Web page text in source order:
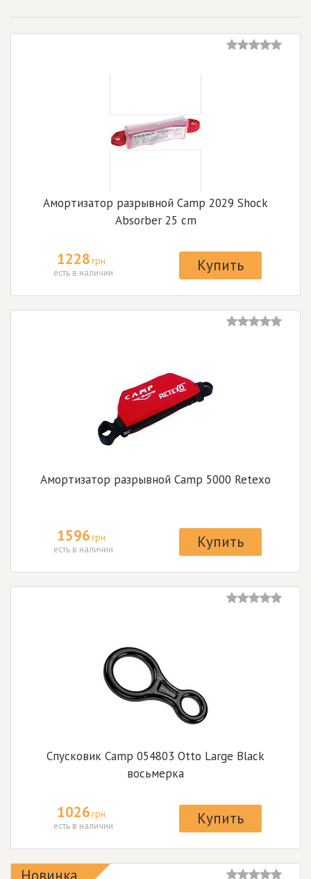
Амортизатор разрывной Camp 2029 Shock
Absorber 25 cm
1228грн
есть в наличии Купить
Амортизатор разрывной Camp 5000 Retexo
1596грн
есть в наличии Купить
Спусковик Camp 054803 Otto Large Black
восьмерка
1026грн
есть в наличии Купить
Новинка